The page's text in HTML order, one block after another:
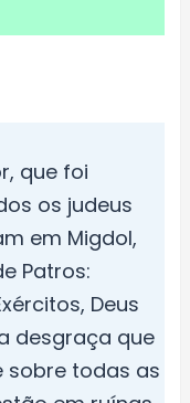
que foi
os judeus
em Migdol,
Patros:
Deus
desgraça que
sobre todas as